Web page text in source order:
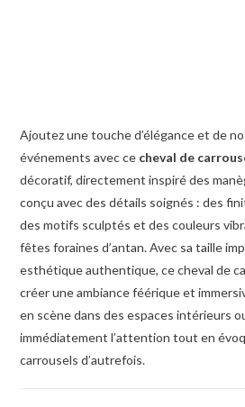
Ajoutez une touche d’élégance et de
événements avec ce cheval de
décoratif, directement inspiré des
conçu avec des détails soignés : des
des motifs sculptés et des couleurs
fêtes foraines d’antan. Avec sa taille
esthétique authentique, ce cheval de
créer une ambiance féérique et
en scène dans des espaces intérieurs
immédiatement l’attention tout en
carrousels d’autrefois.